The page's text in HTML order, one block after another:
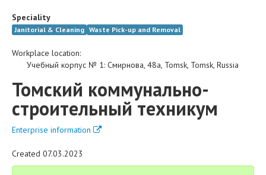
Speciality
Janitorial & Cleaning Waste Pick-up and Removal
Workplace location:
Учебный корпус № 1: Смирнова, 48а, Tomsk, Tomsk, Russia
Томский коммунально-
строительный техникум
Enterprise information
Created 07.03.2023